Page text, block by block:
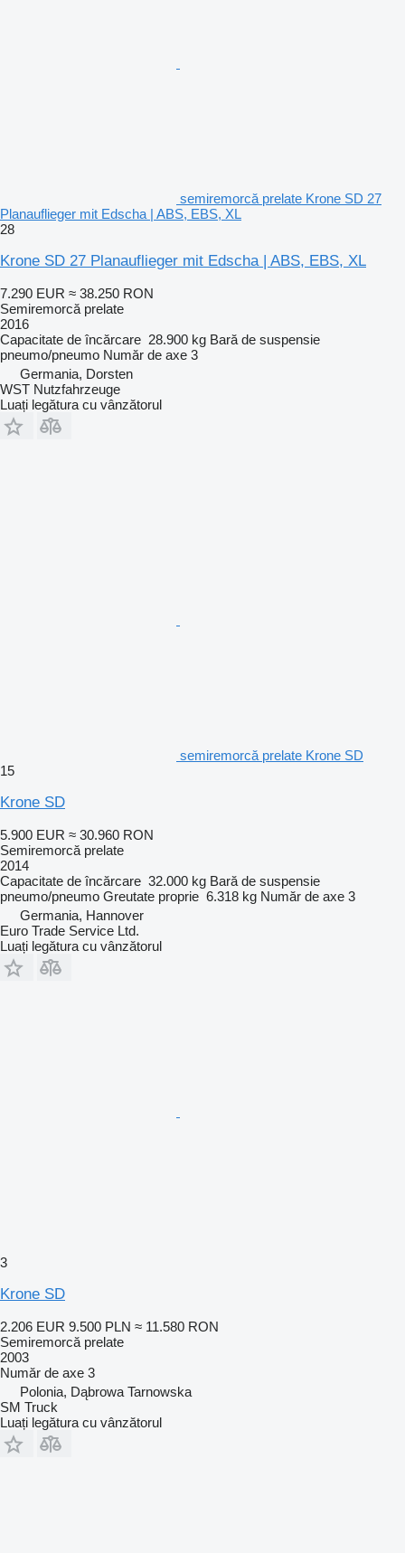
semiremorcă prelate Krone SD 27
Planauflieger mit Edscha | ABS, EBS, XL
28
Krone SD 27 Planauflieger mit Edscha | ABS, EBS, XL
7.290 EUR ≈ 38.250 RON
Semiremorcă prelate
2016
Capacitate de încărcare 28.900 kg Bară de suspensie
pneumo/pneumo Număr de axe 3
Germania, Dorsten
WST Nutzfahrzeuge
Luați legătura cu vânzătorul
semiremorcă prelate Krone SD
15
Krone SD
5.900 EUR ≈ 30.960 RON
Semiremorcă prelate
2014
Capacitate de încărcare 32.000 kg Bară de suspensie
pneumo/pneumo Greutate proprie 6.318 kg Număr de axe 3
Germania, Hannover
Euro Trade Service Ltd.
Luați legătura cu vânzătorul
3
Krone SD
2.206 EUR 9.500 PLN ≈ 11.580 RON
Semiremorcă prelate
2003
Număr de axe 3
Polonia, Dąbrowa Tarnowska
SM Truck
Luați legătura cu vânzătorul